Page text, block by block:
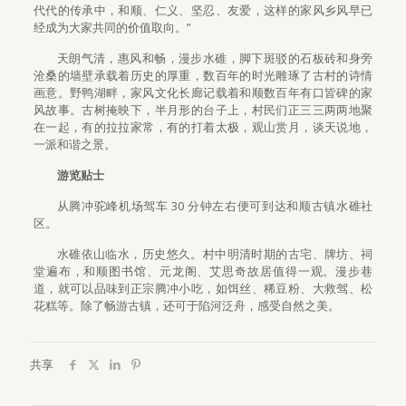
代代的传承中，和顺、仁义、坚忍、友爱，这样的家风乡风早已
经成为大家共同的价值取向。”
天朗气清，惠风和畅，漫步水碓，脚下斑驳的石板砖和身旁
沧桑的墙壁承载着历史的厚重，数百年的时光雕琢了古村的诗情
画意。野鸭湖畔，家风文化长廊记载着和顺数百年有口皆碑的家
风故事。古树掩映下，半月形的台子上，村民们正三三两两地聚
在一起，有的拉拉家常，有的打着太极，观山赏月，谈天说地，
一派和谐之景。
游览贴士
从腾冲驼峰机场驾车 30 分钟左右便可到达和顺古镇水碓社
区。
水碓依山临水，历史悠久。村中明清时期的古宅、牌坊、祠
堂遍布，和顺图书馆、元龙阁、艾思奇故居值得一观。漫步巷
道，就可以品味到正宗腾冲小吃，如饵丝、稀豆粉、大救驾、松
花糕等。除了畅游古镇，还可于陷河泛舟，感受自然之美。
共享